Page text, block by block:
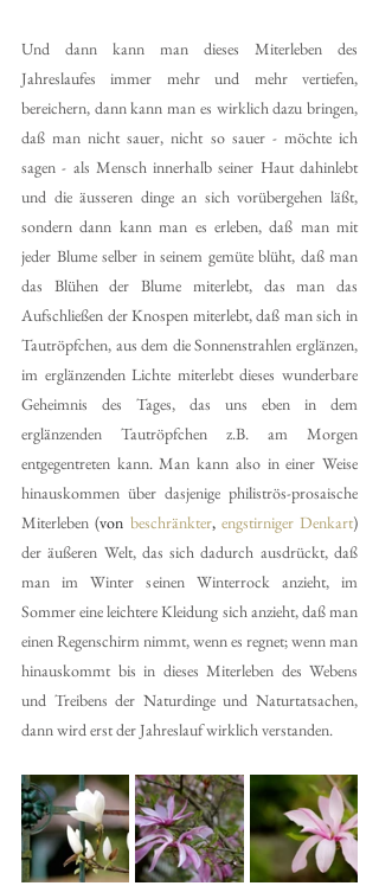
Und dann kann man dieses Miterleben des
Jahreslaufes immer mehr und mehr vertiefen,
bereichern, dann kann man es wirklich dazu bringen,
daß man nicht sauer, nicht so sauer - möchte ich
sagen - als Mensch innerhalb seiner Haut dahinlebt
und die äusseren dinge an sich vorübergehen läßt,
sondern dann kann man es erleben, daß man mit
jeder Blume selber in seinem gemüte blüht, daß man
das Blühen der Blume miterlebt, das man das
Aufschließen der Knospen miterlebt, daß man sich in
Tautröpfchen, aus dem die Sonnenstrahlen erglänzen,
im erglänzenden Lichte miterlebt dieses wunderbare
Geheimnis des Tages, das uns eben in dem
erglänzenden Tautröpfchen z.B. am Morgen
entgegentreten kann. Man kann also in einer Weise
hinauskommen über dasjenige philiströs-prosaische
Miterleben (von beschränkter, engstirniger Denkart)
der äußeren Welt, das sich dadurch ausdrückt, daß
man im Winter seinen Winterrock anzieht, im
Sommer eine leichtere Kleidung sich anzieht, daß man
einen Regenschirm nimmt, wenn es regnet; wenn man
hinauskommt bis in dieses Miterleben des Webens
und Treibens der Naturdinge und Naturtatsachen,
dann wird erst der Jahreslauf wirklich verstanden.